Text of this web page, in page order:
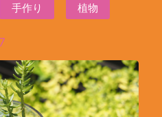
手作り 植物